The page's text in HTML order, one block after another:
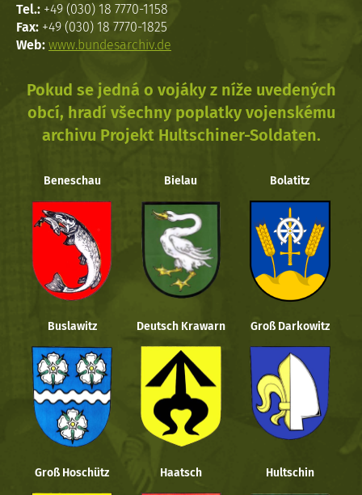
Tel.: +49 (030) 18 7770-1158
Fax: +49 (030) 18 7770-1825
Web: www.bundesarchiv.de
Pokud se jedná o vojáky z níže uvedených
obcí, hradí všechny poplatky vojenskému
archivu Projekt Hultschiner-Soldaten.
Beneschau Bielau Bolatitz
Buslawitz Deutsch Krawarn Groß Darkowitz
Groß Hoschütz Haatsch Hultschin